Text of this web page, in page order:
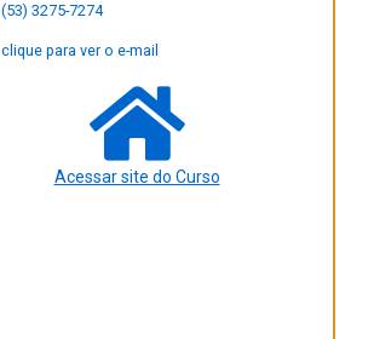
(53) 3275-7274
clique para ver o e-mail
Acessar site do Curso